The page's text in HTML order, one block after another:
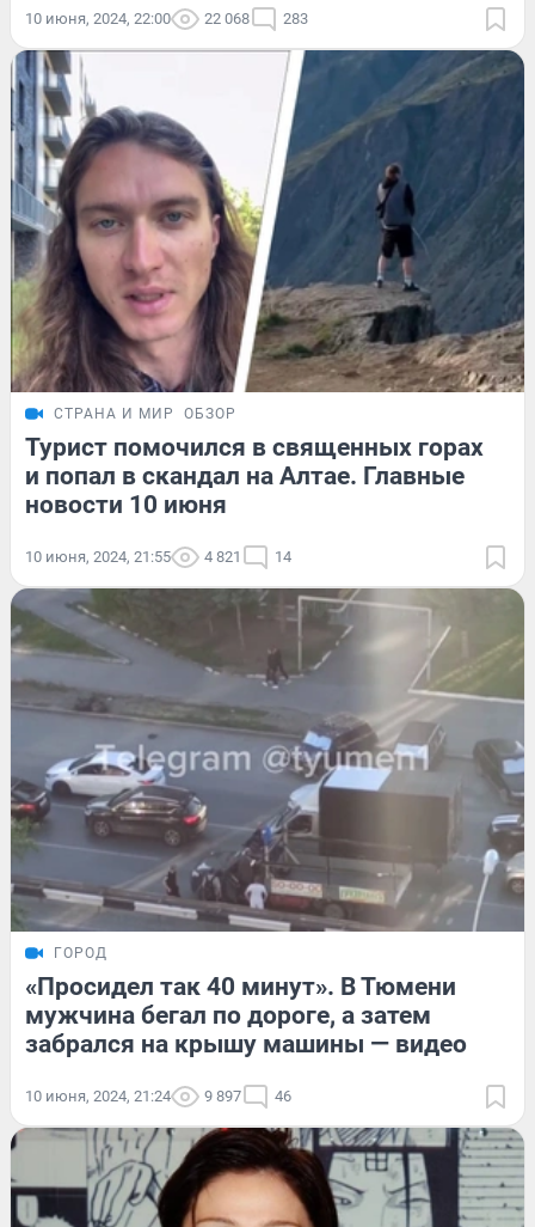
10 июня, 2024, 22:00 22 068 283
СТРАНА И МИР ОБЗОР
Турист помочился в священных горах
и попал в скандал на Алтае. Главные
новости 10 июня
10 июня, 2024, 21:55 4 821 14
ГОРОД
«Просидел так 40 минут». В Тюмени
мужчина бегал по дороге, а затем
забрался на крышу машины — видео
10 июня, 2024, 21:24 9 897 46